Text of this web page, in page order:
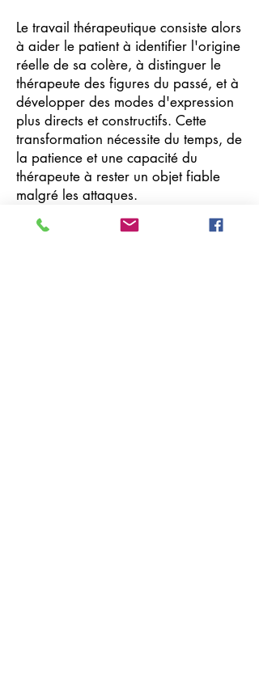
Le travail thérapeutique consiste alors
à aider le patient à identifier l'origine
réelle de sa colère, à distinguer le
thérapeute des figures du passé, et à
développer des modes d'expression
plus directs et constructifs. Cette
transformation nécessite du temps, de
la patience et une capacité du
thérapeute à rester un objet fiable
malgré les attaques.